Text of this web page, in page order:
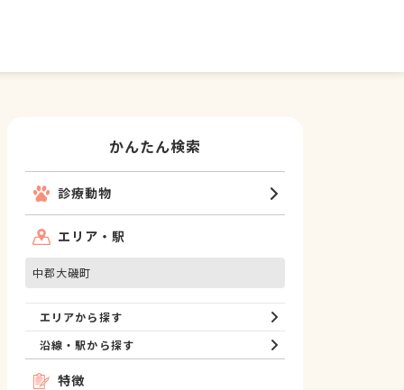
かんたん検索
診療動物
エリア・駅
中郡大磯町
エリアから探す
沿線・駅から探す
特徴